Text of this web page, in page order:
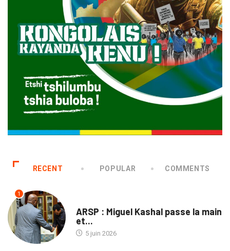
RECENT POPULAR COMMENTS
1
ARSP : Miguel Kashal passe la main
et...
5 juin 2026